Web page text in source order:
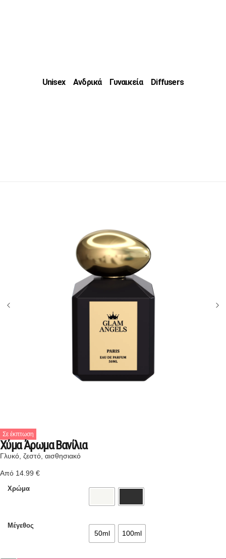
Unisex Ανδρικά Γυναικεία Diffusers
Σε έκπτωση
Χύμα Άρωμα Βανίλια
Γλυκό, ζεστό, αισθησιακό
Από 14.99 €
Χρώμα
Μέγεθος
50ml 100ml